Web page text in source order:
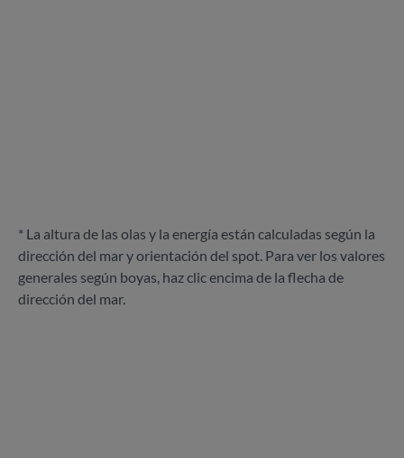
* La altura de las olas y la energía están calculadas según la
dirección del mar y orientación del spot. Para ver los valores
generales según boyas, haz clic encima de la flecha de
dirección del mar.